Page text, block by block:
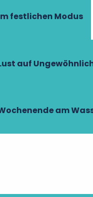
festlichen Modus
auf
am
an!
und